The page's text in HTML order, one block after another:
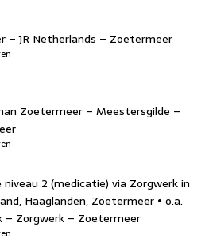
– JR Netherlands – Zoetermeer
Zoetermeer – Meestersgilde –
niveau 2 (medicatie) via Zorgwerk in
Haaglanden, Zoetermeer • o.a.
– Zorgwerk – Zoetermeer